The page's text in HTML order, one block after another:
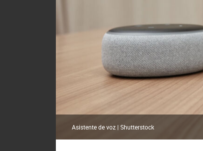
Asistente de voz | Shutterstock